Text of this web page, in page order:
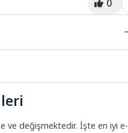
0
ve değişmektedir. İşte en iyi e-